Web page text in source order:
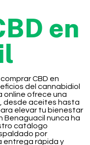
en
CBD en
del cannabidiol
online ofrece una
desde aceites hasta
elevar tu bienestar
Benaguacil nunca ha
catálogo
por
entrega rápida y